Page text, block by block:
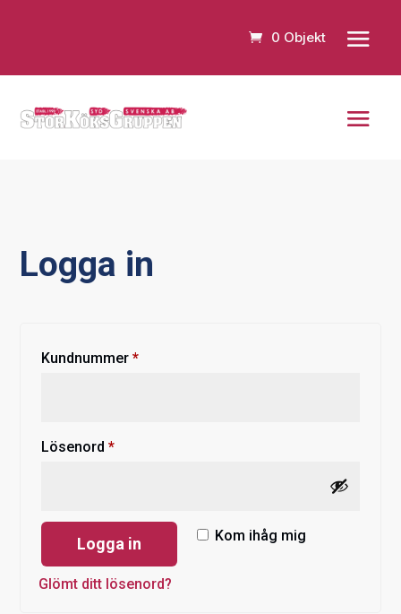
0 Objekt
Logga in
Kundnummer*Obligatoriskt
Lösenord*Obligatoriskt
Kom ihåg mig
Logga in
Glömt ditt lösenord?